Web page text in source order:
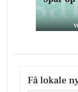
Få lokale